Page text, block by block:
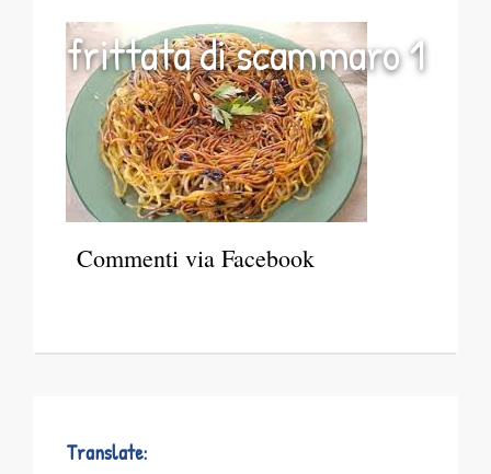
frittata di scammaro 1
Commenti via Facebook
Translate: